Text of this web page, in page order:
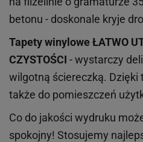
betonu - doskonale kryje
Tapety winyloweŁATWO
CZYSTOŚCI - wystarczy
wilgotną ściereczką. Dzięki
także do pomieszczeń
Co do jakości wydruku
spokojny! Stosujemy